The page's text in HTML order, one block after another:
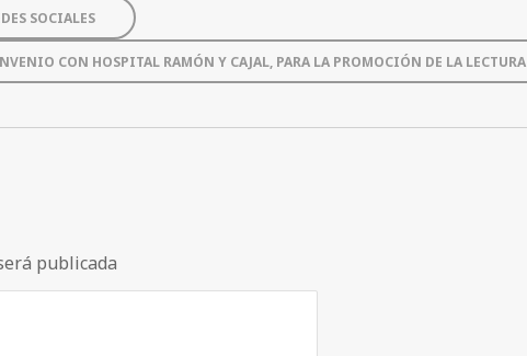
SOCIALES
CON HOSPITAL RAMÓN Y CAJAL, PARA LA PROMOCIÓN DE LA LECTURA
publicada